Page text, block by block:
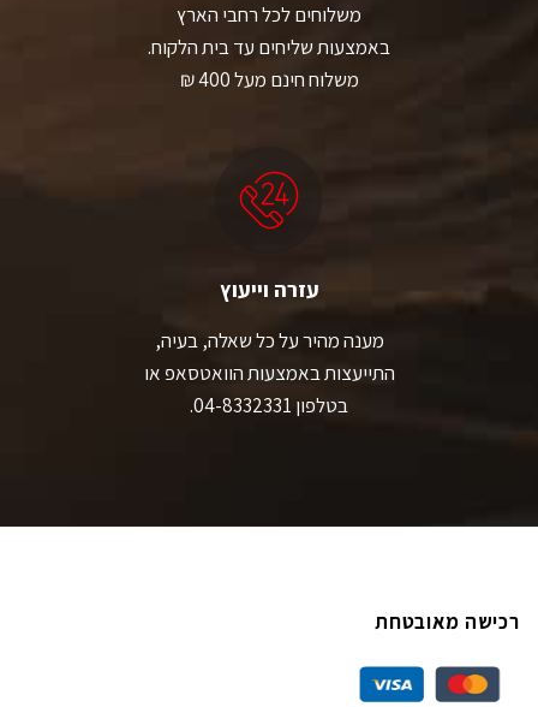
משלוחים לכל רחבי הארץ
באמצעות שליחים עד בית הלקוח.
משלוח חינם מעל 400 ₪
עזרה וייעוץ
מענה מהיר על כל שאלה, בעיה,
התייעצות באמצעות הוואטסאפ או
בטלפון 04-8332331.
רכישה מאובטחת